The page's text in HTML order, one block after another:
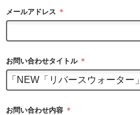
メールアドレス ＊
お問い合わせタイトル ＊
お問い合わせ内容 ＊